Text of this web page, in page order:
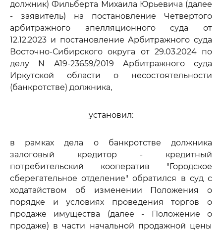
должник) Фильберта Михаила Юрьевича (далее
- заявитель) на постановление Четвертого
арбитражного апелляционного суда от
12.12.2023 и постановление Арбитражного суда
Восточно-Сибирского округа от 29.03.2024 по
делу N А19-23659/2019 Арбитражного суда
Иркутской области о несостоятельности
(банкротстве) должника,
установил:
в рамках дела о банкротстве должника
залоговый кредитор - кредитный
потребительский кооператив "Городское
сберегательное отделение" обратился в суд с
ходатайством об изменении Положения о
порядке и условиях проведения торгов о
продаже имущества (далее - Положение о
продаже) в части начальной продажной цены